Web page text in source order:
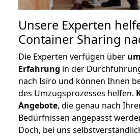
Unsere Experten
Container Sharing
Die Experten verfügen über
Erfahrung in der
nach Isiro und können Ihnen
des Umzugsprozesses helfen.
Angebote, die genau nach
Bedürfnissen angepasst
Doch, bei uns